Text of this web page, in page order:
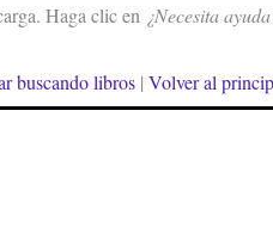
Haga clic en ¿Necesita
buscando libros| Volver al